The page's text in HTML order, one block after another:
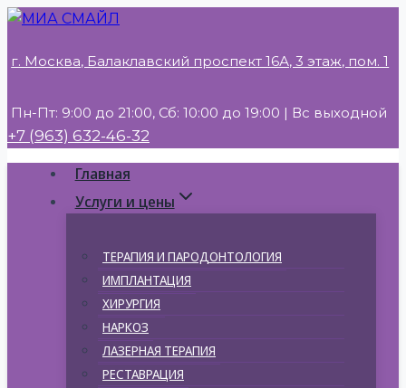
Перейти
содержимому
г. Москва, Балаклавский проспект 16А, 3 этаж, пом. 1
Пн-Пт: 9:00 до 21:00, Сб: 10:00 до 19:00 | Вс выходной
+7 (963) 632-46-32
Главная
Услуги и цены
ТЕРАПИЯ И ПАРОДОНТОЛОГИЯ
ИМПЛАНТАЦИЯ
ХИРУРГИЯ
НАРКОЗ
ЛАЗЕРНАЯ ТЕРАПИЯ
РЕСТАВРАЦИЯ